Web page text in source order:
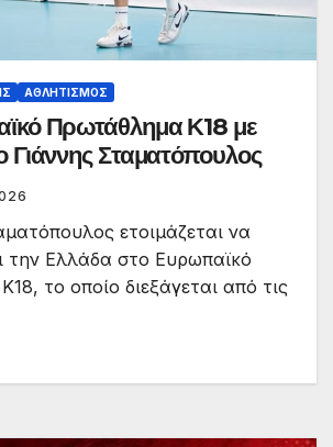
ΑΘΛΗΤΙΣΜΌΣ
Πρωτάθλημα Κ18 με
Γιάννης Σταματόπουλος
ετοιμάζεται να
την Ελλάδα στο Ευρωπαϊκό
το οποίο διεξάγεται από τις